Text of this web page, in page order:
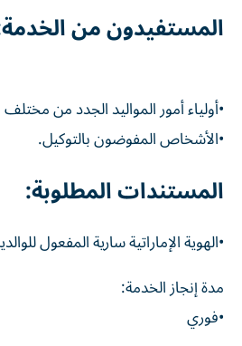
المستفيدون من
•أولياء أمور المواليد الجدد من
•الأشخاص المفوضون بالتوكيل.
المستندات المطلوبة:
•الهوية الإماراتية سارية المفعول
مدة إنجاز الخدمة:
•فوري